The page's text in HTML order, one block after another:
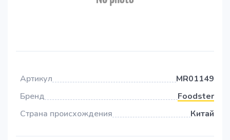
Артикул
MR01149
Бренд
Foodster
Страна происхождения
Китай